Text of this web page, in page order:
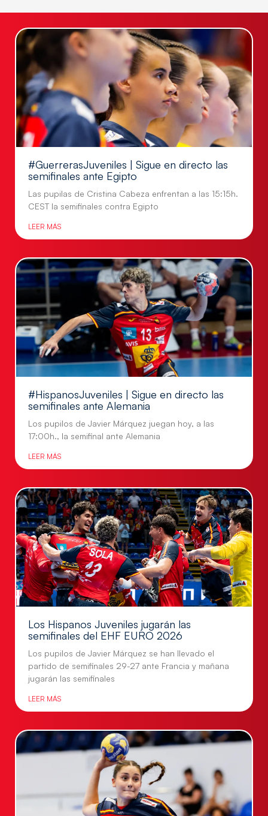
#GuerrerasJuveniles | Sigue en directo las
semifinales ante Egipto
Las pupilas de Cristina Cabeza enfrentan a las 15:15h.
CEST la semifinales contra Egipto
LEER MÁS
#HispanosJuveniles | Sigue en directo las
semifinales ante Alemania
Los pupilos de Javier Márquez juegan hoy, a las
17:00h., la semifinal ante Alemania
LEER MÁS
Los Hispanos Juveniles jugarán las
semifinales del EHF EURO 2026
Los pupilos de Javier Márquez se han llevado el
partido de semifinales 29-27 ante Francia y mañana
jugarán las semifinales
LEER MÁS